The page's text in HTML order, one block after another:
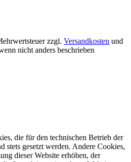
zzgl. Versandkosten und
nicht anders beschrieben
die für den technischen Betrieb der
stets gesetzt werden. Andere Cookies,
dieser Website erhöhen, der